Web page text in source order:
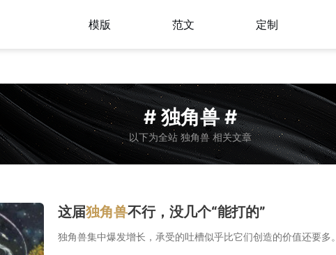
模版 范文 定制
# 独角兽 #
以下为全站 独角兽 相关文章
这届独角兽不行，没几个“能打的”
独角兽集中爆发增长，承受的吐槽似乎比它们创造的价值还要多。